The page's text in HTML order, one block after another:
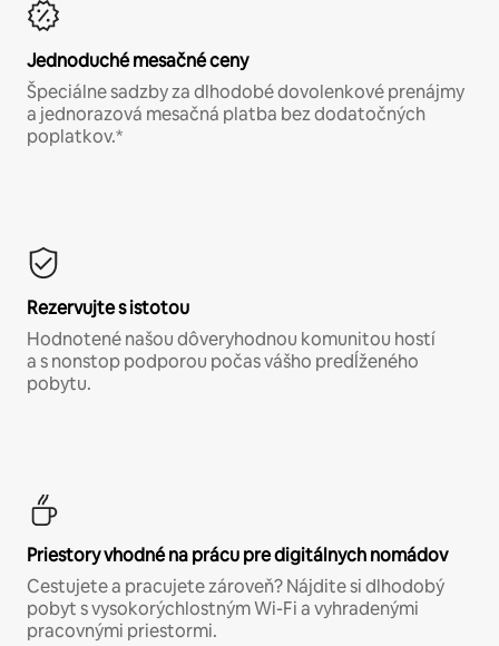
Jednoduché mesačné ceny
Špeciálne sadzby za dlhodobé dovolenkové prenájmy
a jednorazová mesačná platba bez dodatočných
poplatkov.*
Rezervujte s istotou
Hodnotené našou dôveryhodnou komunitou hostí
a s nonstop podporou počas vášho predĺženého
pobytu.
Priestory vhodné na prácu pre digitálnych nomádov
Cestujete a pracujete zároveň? Nájdite si dlhodobý
pobyt s vysokorýchlostným Wi-Fi a vyhradenými
pracovnými priestormi.